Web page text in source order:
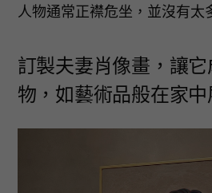
人物通常正襟危坐，並沒有太
訂製夫妻肖像畫，讓
物，如藝術品般在家中